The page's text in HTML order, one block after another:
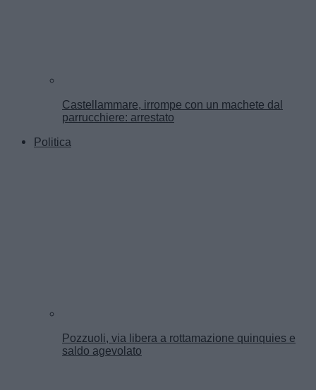
Castellammare, irrompe con un machete dal
parrucchiere: arrestato
Politica
Pozzuoli, via libera a rottamazione quinquies e
saldo agevolato